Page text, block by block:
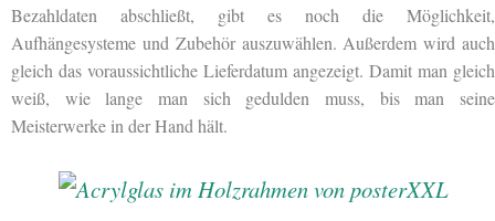
Bezahldaten abschließt, gibt es noch die Möglichkeit,
Aufhängesysteme und Zubehör auszuwählen. Außerdem wird auch
gleich das voraussichtliche Lieferdatum angezeigt. Damit man gleich
weiß, wie lange man sich gedulden muss, bis man seine
Meisterwerke in der Hand hält.